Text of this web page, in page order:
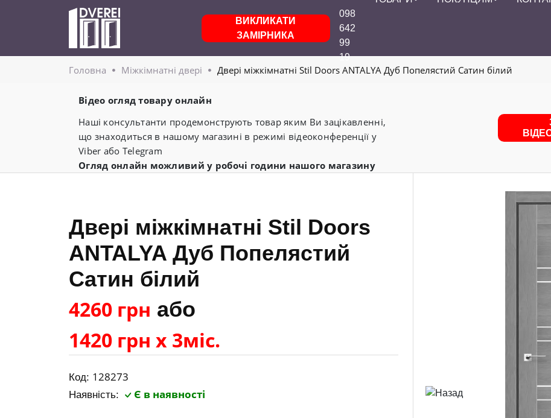
ВИКЛИКАТИ
ЗАМІРНИКА
098
642
99
19
Головнa Міжкімнатні двері Двері міжкімнатні Stil Doors ANTALYA Дуб Попелястий Сатин білий
Відео огляд товару онлайн
Наші консультанти продемонструють товар яким Ви зацікавленні,
що знаходиться в нашому магазині в режимі відеоконференції у
Viber або Telegram
Огляд онлайн можливий у робочі години нашого магазину
Двері міжкімнатні Stil Doors
ANTALYA Дуб Попелястий
Сатин білий
4260 грн або
1420 грн х 3міс.
Код: 128273
Наявність: Є в наявності